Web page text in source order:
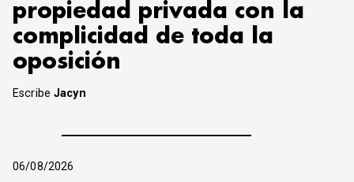
propiedad privada con la
complicidad de toda la
oposición
EscribeJacyn
06/08/2026